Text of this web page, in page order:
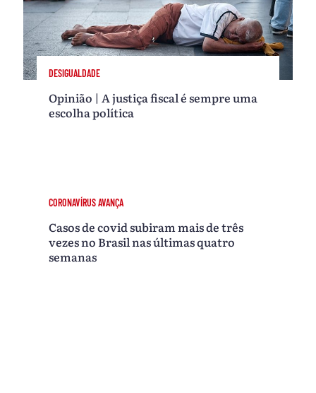
DESIGUALDADE
Opinião | A justiça fiscal é sempre uma
escolha política
CORONAVÍRUS AVANÇA
Casos de covid subiram mais de três
vezes no Brasil nas últimas quatro
semanas